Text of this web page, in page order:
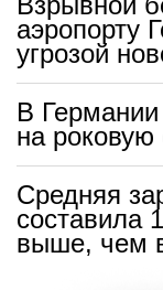
аэропорту
угрозой
В
на
Средняя
составила
выше, чем